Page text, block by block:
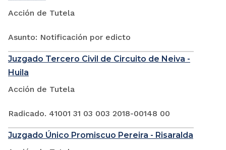
Acción de Tutela
Asunto: Notificación por edicto
Juzgado Tercero Civil de Circuito de Neiva -
Huila
Acción de Tutela
Radicado. 41001 31 03 003 2018-00148 00
Juzgado Único Promiscuo Pereira - Risaralda